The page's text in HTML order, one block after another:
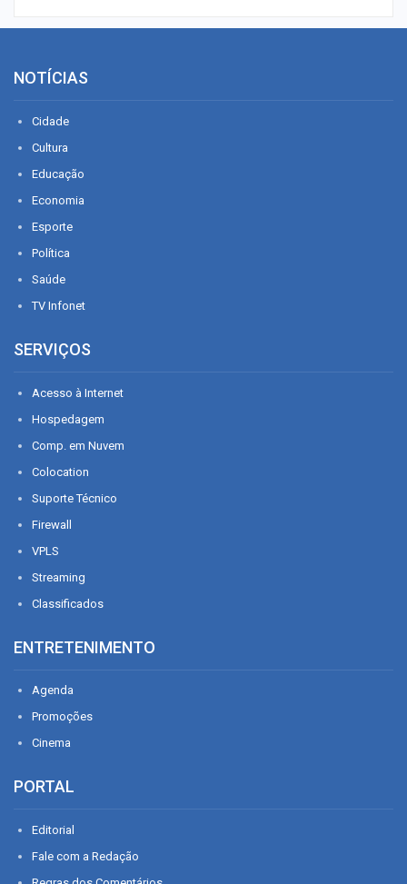
NOTÍCIAS
Cidade
Cultura
Educação
Economia
Esporte
Política
Saúde
TV Infonet
SERVIÇOS
Acesso à Internet
Hospedagem
Comp. em Nuvem
Colocation
Suporte Técnico
Firewall
VPLS
Streaming
Classificados
ENTRETENIMENTO
Agenda
Promoções
Cinema
PORTAL
Editorial
Fale com a Redação